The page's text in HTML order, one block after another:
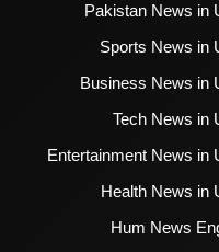
Pakistan News in
Sports News in
Business News in
Tech News in
Entertainment News in
Health News in
Hum News